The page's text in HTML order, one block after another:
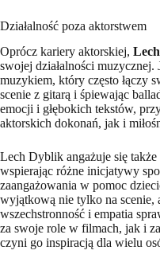
Działalność poza aktorstwem
Oprócz kariery aktorskiej,
swojej działalności muzycznej.
muzykiem, który często łączy
scenie z gitarą i śpiewając
emocji i głębokich tekstów,
aktorskich dokonań, jak i
Lech Dyblik angażuje się także
wspierając różne inicjatywy
zaangażowania w pomoc
wyjątkową nie tylko na scenie,
wszechstronność i empatia
za swoje role w filmach, jak i
czyni go inspiracją dla wielu